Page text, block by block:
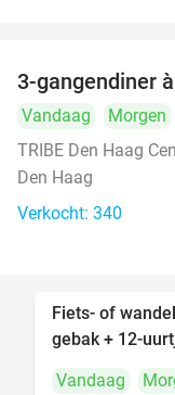
3-gangendiner
Vandaag Morgen
TRIBE Den Haag
Den Haag
Verkocht: 340
Fiets- of
gebak + 12-
Vandaag